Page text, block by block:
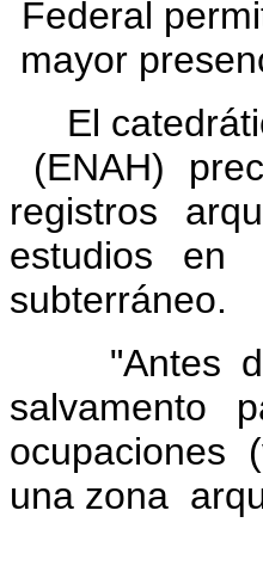
Federal
mayor
El
(ENAH)
registros
estudios
subterráneo.
"Antes de
salvamento
ocupaciones
una zona